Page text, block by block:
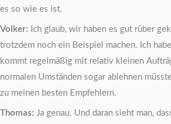
es so wie es ist.
Volker: Ich glaub, wir haben es gut rüber
trotzdem noch ein Beispiel machen. Ich
kommt regelmäßig mit relativ kleinen
normalen Umständen sogar ablehnen
zu meinen besten Empfehlern.
Thomas: Ja genau. Und daran sieht man,